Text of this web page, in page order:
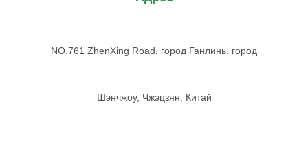
NO.761 ZhenXing Road, город Ганлинь, город
Шэнчжоу, Чжэцзян, Китай